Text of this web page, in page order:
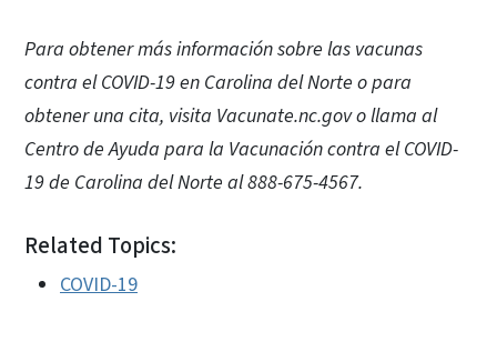
Para obtener más información sobre las vacunas
contra el COVID-19 en Carolina del Norte o para
obtener una cita, visita Vacunate.nc.gov o llama al
Centro de Ayuda para la Vacunación contra el COVID-
19 de Carolina del Norte al 888-675-4567.
Related Topics:
COVID-19